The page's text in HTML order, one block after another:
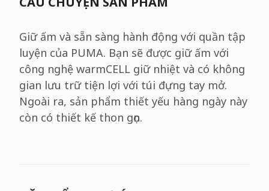
Giữ ấm và sẵn sàng hành động với quần tập
luyện của PUMA. Bạn sẽ được giữ ấm với
công nghệ warmCELL giữ nhiệt và có không
gian lưu trữ tiện lợi với túi đựng tay mở.
Ngoài ra, sản phẩm thiết yếu hàng ngày này
còn có thiết kế thon gọn.